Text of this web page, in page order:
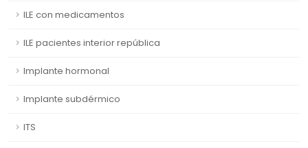
ILE con medicamentos
ILE pacientes interior república
Implante hormonal
Implante subdérmico
ITS